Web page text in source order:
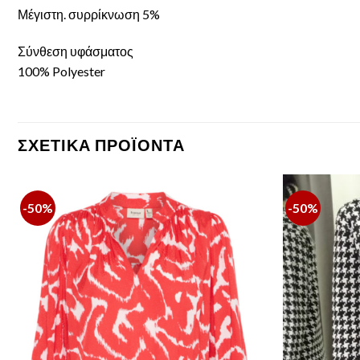
Μέγιστη. συρρίκνωση 5%
Σύνθεση υφάσματος
100% Polyester
ΣΧΕΤΙΚΆ ΠΡΟΪΌΝΤΑ
-50% -50%